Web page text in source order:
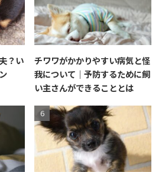
？い
チワワがかかりやすい病気と怪
我について｜予防するために飼
い主さんができることとは